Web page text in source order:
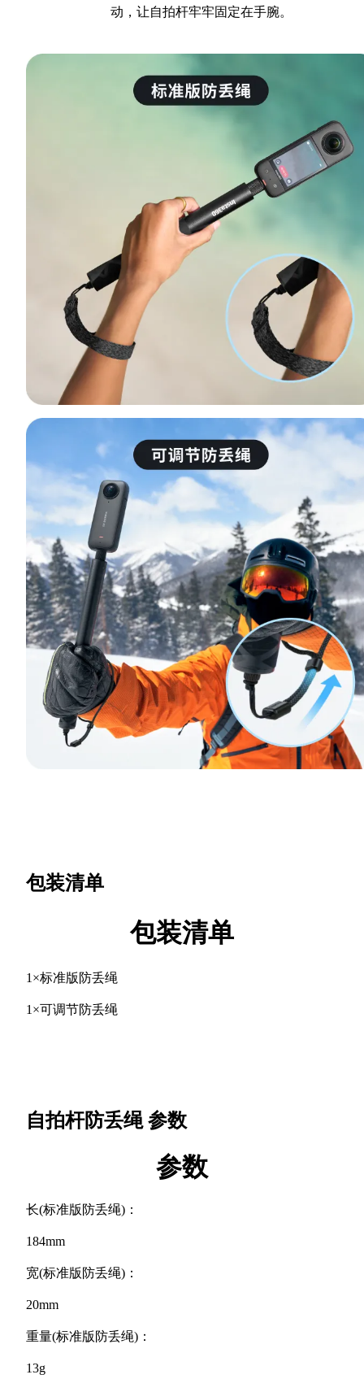
动，让自拍杆牢牢固定在手腕。
包装清单
包装清单
1×标准版防丢绳
1×可调节防丢绳
自拍杆防丢绳参数
参数
长(标准版防丢绳)：
184mm
宽(标准版防丢绳)：
20mm
重量(标准版防丢绳)：
13g